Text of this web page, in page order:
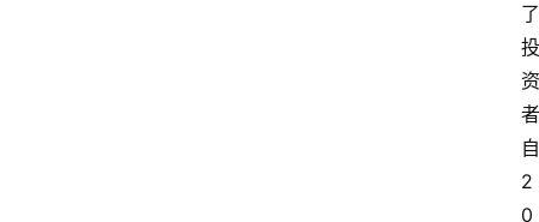
了
投
资
者
自
2
0